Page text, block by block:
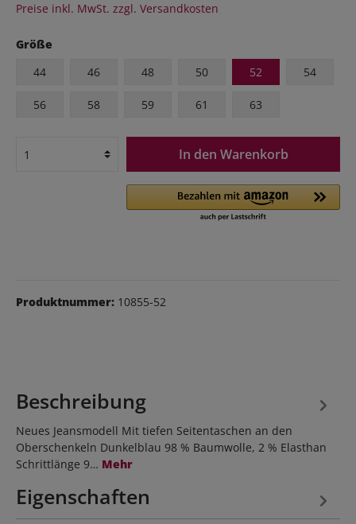
Preise inkl. MwSt. zzgl. Versandkosten
Größe
44
46 48 50 52 54
56 58 59 61 63
In den Warenkorb
Produktnummer: 10855-52
Beschreibung
Neues Jeansmodell Mit tiefen Seitentaschen an den
Oberschenkeln Dunkelblau 98 % Baumwolle, 2 % Elasthan
Schrittlänge 9… Mehr
Eigenschaften